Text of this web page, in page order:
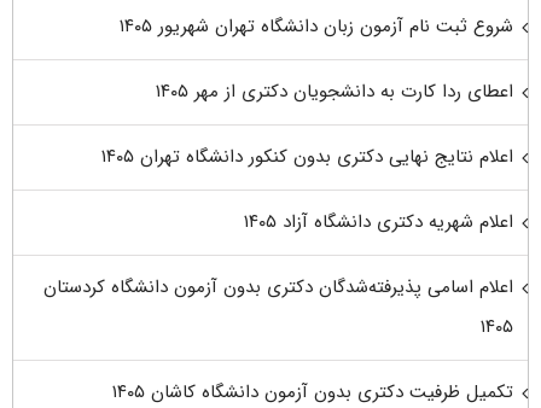
شروع ثبت نام آزمون زبان دانشگاه تهران شهریور ۱۴۰۵
اعطای ردا کارت به دانشجویان دکتری از مهر ۱۴۰۵
اعلام نتایج نهایی دکتری بدون کنکور دانشگاه تهران ۱۴۰۵
اعلام شهریه دکتری دانشگاه آزاد ۱۴۰۵
اعلام اسامی پذیرفته‌شدگان دکتری بدون آزمون دانشگاه کردستان
۱۴۰۵
تکمیل ظرفیت دکتری بدون آزمون دانشگاه کاشان ۱۴۰۵